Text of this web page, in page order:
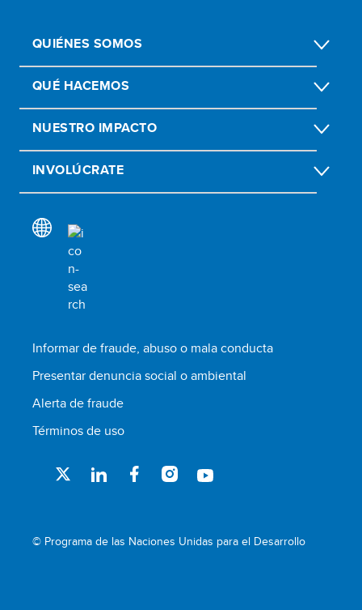
QUIÉNES SOMOS
QUÉ HACEMOS
NUESTRO IMPACTO
INVOLÚCRATE
Informar de fraude, abuso o mala conducta
Presentar denuncia social o ambiental
Alerta de fraude
Términos de uso
© Programa de las Naciones Unidas para el Desarrollo